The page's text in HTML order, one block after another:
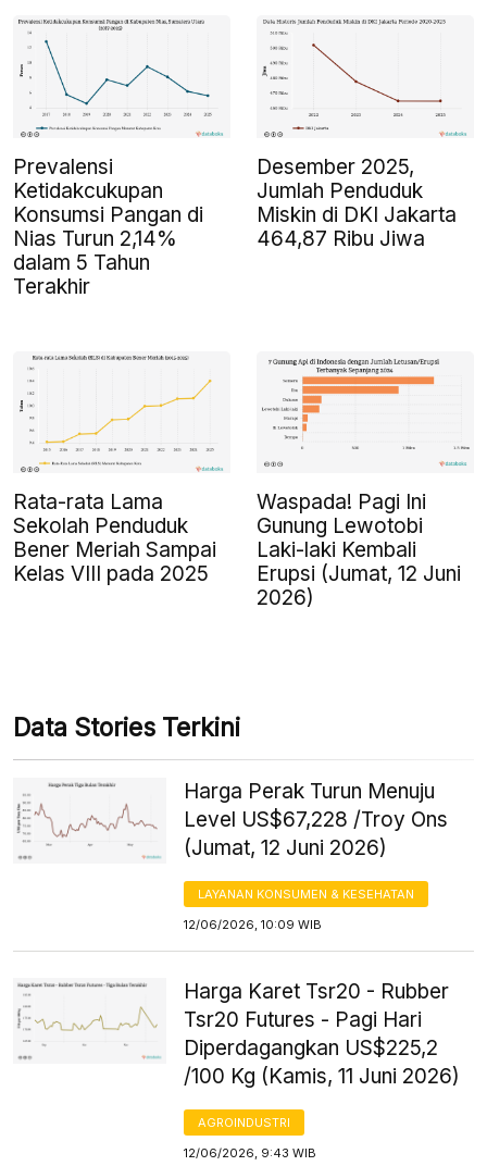
Prevalensi
Ketidakcukupan
Konsumsi Pangan di
Nias Turun 2,14%
dalam 5 Tahun
Terakhir
Desember 2025,
Jumlah Penduduk
Miskin di DKI Jakarta
464,87 Ribu Jiwa
Rata-rata Lama
Sekolah Penduduk
Bener Meriah Sampai
Kelas VIII pada 2025
Waspada! Pagi Ini
Gunung Lewotobi
Laki-laki Kembali
Erupsi (Jumat, 12 Juni
2026)
Data Stories Terkini
Harga Perak Turun Menuju
Level US$67,228 /Troy Ons
(Jumat, 12 Juni 2026)
LAYANAN KONSUMEN & KESEHATAN
12/06/2026, 10:09 WIB
Harga Karet Tsr20 - Rubber
Tsr20 Futures - Pagi Hari
Diperdagangkan US$225,2
/100 Kg (Kamis, 11 Juni 2026)
AGROINDUSTRI
12/06/2026, 9:43 WIB